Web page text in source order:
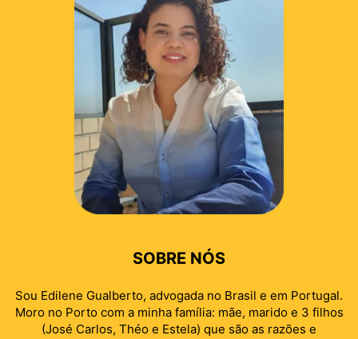
SOBRE NÓS
Sou Edilene Gualberto, advogada no Brasil e em Portugal.
Moro no Porto com a minha família: mãe, marido e 3 filhos
(José Carlos, Théo e Estela) que são as razões e